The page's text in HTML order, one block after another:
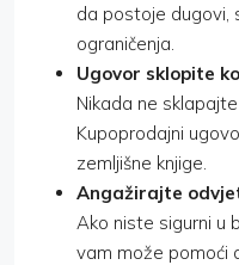
da postoje dugovi,
ograničenja.
Ugovor sklopite
Nikada ne
Kupoprodajni
zemljišne knjige.
Angažirajte
Ako niste sigurni u
vam može pomoći